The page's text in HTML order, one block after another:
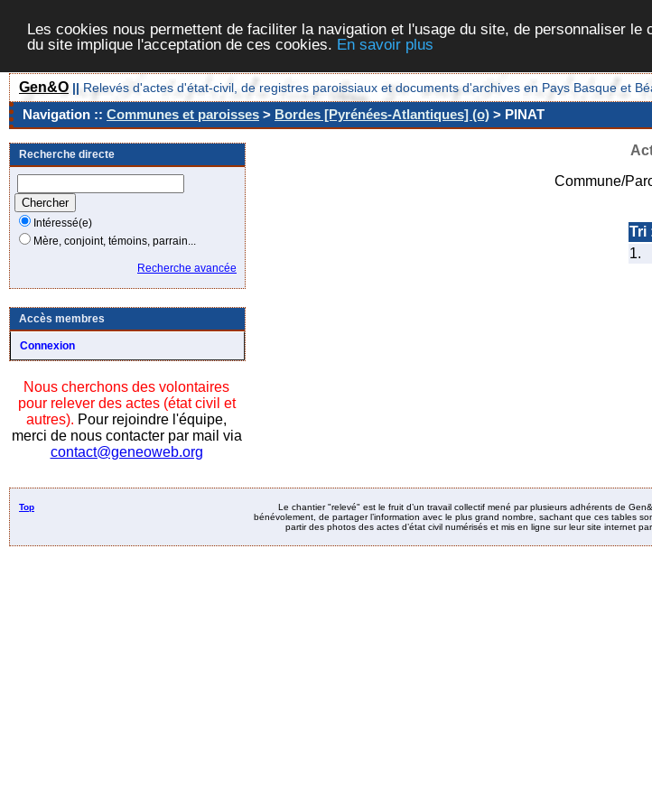
Les cookies nous permettent de faciliter la navigation et l'usage du site, de personnaliser
du site implique l'acceptation de ces cookies. En savoir plus
Gen&O || Relevés d'actes d'état-civil, de registres paroissiaux et documents d'archives en Pays Basque et
Navigation :: Communes et paroisses > Bordes [Pyrénées-Atlantiques] (o) > PINAT
Recherche directe
Intéressé(e)
Mère, conjoint, témoins, parrain...
Recherche avancée
Accès membres
Connexion
Nous cherchons des volontaires
pour relever des actes (état civil et
autres). Pour rejoindre l'équipe,
merci de nous contacter par mail via
contact@geneoweb.org
Commune/
Tri
1.
Top
Le chantier "relevé" est le fruit d’un travail collectif mené par plusieurs adhérents de
bénévolement, de partager l’information avec le plus grand nombre, sachant que ces tables
partir des photos des actes d’état civil numérisés et mis en ligne sur leur site internet